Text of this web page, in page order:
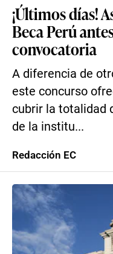
¡Últimos días!
Beca Perú
convocatoria
A diferencia de
este concurso
cubrir la totalidad
de la institu...
Redacción EC